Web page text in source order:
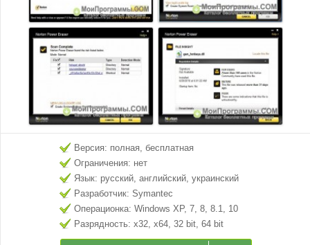
Версия: полная, бесплатная
Ограничения: нет
Язык: русский, английский, украинский
Разработчик: Symantec
Операционка: Windows XP, 7, 8, 8.1, 10
Разрядность: x32, x64, 32 bit, 64 bit